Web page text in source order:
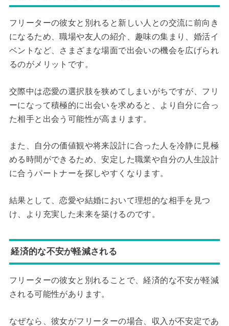
フリーターの彼女と別れると新しい人との交流に前向き
になるため、職場や友人の紹介、趣味の集まり、婚活イ
ベントなど、さまざまな場面で出会いの機会を広げられ
るのがメリットです。
交際中は恋愛の選択肢を狭めてしまいがちですが、フリ
ーになって積極的に出会いを求めると、より自分に合っ
た相手と出会う可能性が高まります。
また、自分の価値観や将来設計に合った人を冷静に見極
める時間ができるため、安定した職業や自分の人生設計
に合うパートナーを探しやすくなります。
結果として、恋愛や結婚において理想的な相手を見つ
け、より充実した未来を築けるのです。
経済的な不安が軽減される
フリーターの彼女と別れることで、経済的な不安が軽減
される可能性があります。
なぜなら、彼女がフリーターの場合、収入が不安定であ